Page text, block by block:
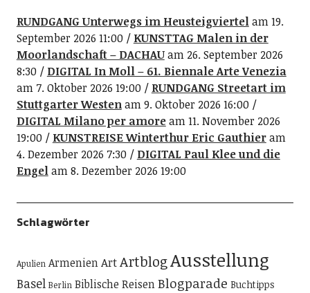
RUNDGANG Unterwegs im Heusteigviertelam 19.
September 2026 11:00
KUNSTTAG Malen in der
Moorlandschaft – DACHAUam 26. September 2026
8:30
DIGITAL In Moll – 61. Biennale Arte Venezia
am 7. Oktober 2026 19:00
RUNDGANG Streetart im
Stuttgarter Westenam 9. Oktober 2026 16:00
DIGITAL Milano per amoream 11. November 2026
19:00
KUNSTREISE Winterthur Eric Gauthieram
4. Dezember 2026 7:30
DIGITAL Paul Klee und die
Engelam 8. Dezember 2026 19:00
Schlagwörter
Apulien ArmenienArtArtblogAusstellung
Basel Berlin Biblische ReisenBlogparade Buchtipps